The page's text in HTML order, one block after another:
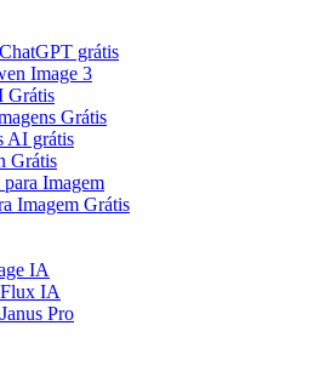
grátis
Image 3
Grátis
Grátis
AI grátis
Grátis
Imagem
Imagem Grátis
IA
IA
Pro